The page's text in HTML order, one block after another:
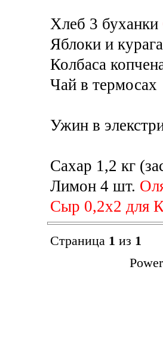
Хлеб 3 буханки
Яблоки и курага
Колбаса
Чай в термосах
Ужин в
Сахар 1,2 кг
Лимон 4 шт.
Сыр 0,2х2 для
Страница 1 из 1